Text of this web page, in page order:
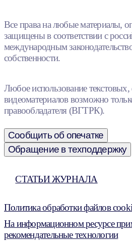
Все права на любые материалы,
защищены в соответствии с
международным
собственности.
Любое использование
видеоматериалов возможно
правообладателя (ВГТРК).
Сообщить об опечатке
Обращение в техподдержку
СТАТЬИ ЖУРНАЛА
Политика обработки файлов
На информационном ресурсе
рекомендательные технологии